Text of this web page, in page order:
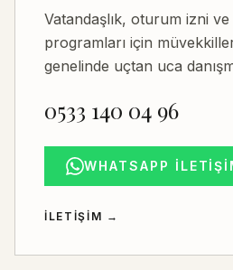
Vatandaşlık, oturum izni ve
programları için
genelinde uçtan uca
0533 140 04 96
WHATSAPP
İLETIŞIM →